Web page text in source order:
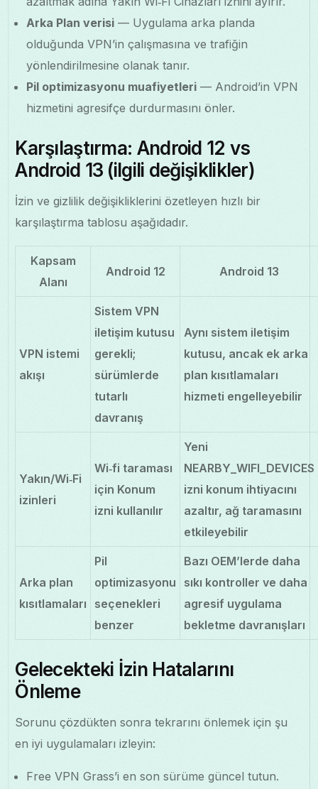
Arka Plan verisi — Uygulama arka planda
olduğunda VPN’in çalışmasına ve trafiğin
yönlendirilmesine olanak tanır.
Pil optimizasyonu muafiyetleri — Android’in VPN
hizmetini agresifçe durdurmasını önler.
Karşılaştırma: Android 12 vs
Android 13 (ilgili değişiklikler)
İzin ve gizlilik değişikliklerini özetleyen hızlı bir
karşılaştırma tablosu aşağıdadır.
Kapsam
Alanı
Android 12 Android 13
VPN istemi
akışı
Sistem VPN
iletişim kutusu
gerekli;
sürümlerde
tutarlı
davranış
Aynı sistem iletişim
kutusu, ancak ek arka
plan kısıtlamaları
hizmeti engelleyebilir
Yakın/Wi‑Fi
izinleri
Wi‑fi taraması
için Konum
izni kullanılır
Yeni
NEARBY_WIFI_DEVICES
izni konum ihtiyacını
azaltır, ağ taramasını
etkileyebilir
Arka plan
kısıtlamaları
Pil
optimizasyonu
seçenekleri
benzer
Bazı OEM’lerde daha
sıkı kontroller ve daha
agresif uygulama
bekletme davranışları
Gelecekteki İzin Hatalarını
Önleme
Sorunu çözdükten sonra tekrarını önlemek için şu
en iyi uygulamaları izleyin:
Free VPN Grass’i en son sürüme güncel tutun.